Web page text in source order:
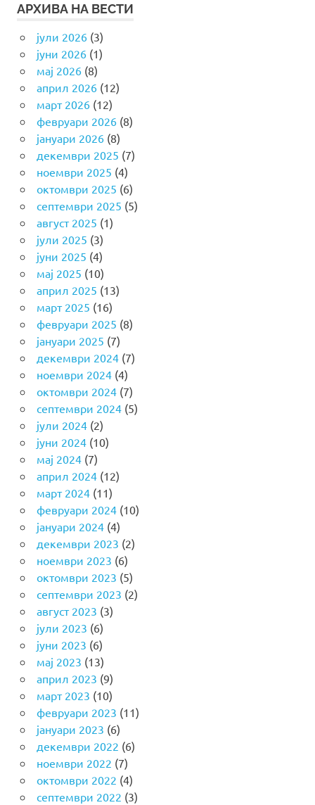
АРХИВА НА ВЕСТИ
јули 2026(3)
јуни 2026(1)
мај 2026(8)
април 2026(12)
март 2026(12)
февруари 2026(8)
јануари 2026(8)
декември 2025 (7)
ноември 2025 (4)
октомври 2025 (6)
септември 2025 (5)
август 2025 (1)
јули 2025 (3)
јуни 2025 (4)
мај 2025 (10)
април 2025 (13)
март 2025 (16)
февруари 2025 (8)
јануари 2025 (7)
декември 2024(7)
ноември 2024(4)
октомври 2024(7)
септември 2024(5)
јули 2024(2)
јуни 2024(10)
мај 2024(7)
април 2024(12)
март 2024(11)
февруари 2024(10)
јануари 2024(4)
декември 2023 (2)
ноември 2023 (6)
октомври 2023 (5)
септември 2023 (2)
август 2023 (3)
јули 2023 (6)
јуни 2023 (6)
мај 2023 (13)
април 2023 (9)
март 2023 (10)
февруари 2023 (11)
јануари 2023 (6)
декември 2022 (6)
ноември 2022 (7)
октомври 2022 (4)
септември 2022 (3)